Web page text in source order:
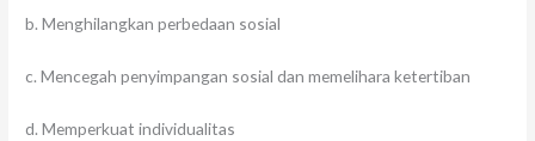
b. Menghilangkan perbedaan sosial
c. Mencegah penyimpangan sosial dan memelihara ketertiban
d. Memperkuat individualitas